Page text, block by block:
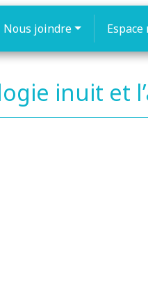
Nous joindre
inuit et